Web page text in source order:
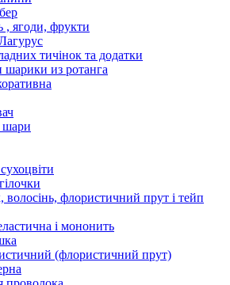
, ягоди, фрукти
тичінок та додатки
из ротанга
шари
волосінь, флористичний прут і тейп
і мононить
(флористичний прут)